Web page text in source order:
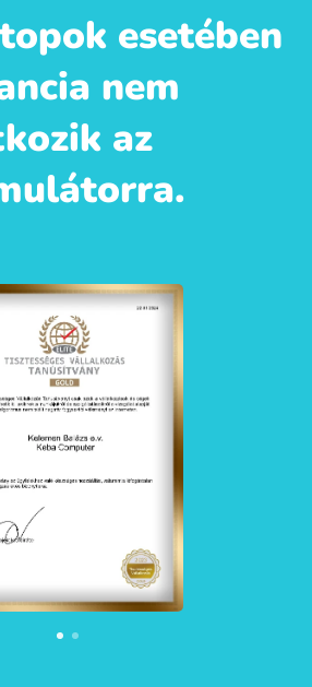
esetében
nem
az